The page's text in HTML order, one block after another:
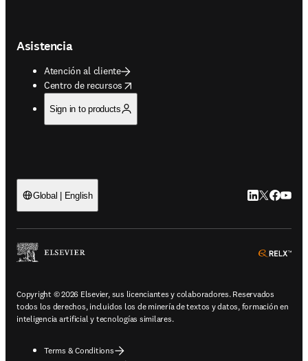
Asistencia
Atención al cliente
Centro de recursos
opens in new tab/window
Sign in to products
Global | English LinkedIn se
Twitter se
Copyright © 2026 Elsevier, sus licenciantes y colaboradores. Reservados
todos los derechos, incluidos los de minería de textos y datos, formación en
inteligencia artificial y tecnologías similares.
Terms & Conditions